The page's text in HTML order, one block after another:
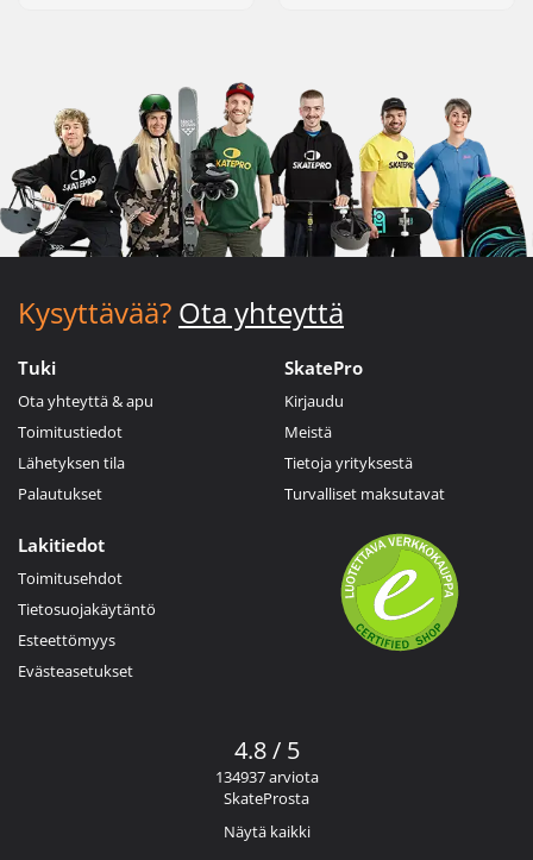
Kysyttävää? Ota yhteyttä
Tuki
Ota yhteyttä & apu
Toimitustiedot
Lähetyksen tila
Palautukset
SkatePro
Kirjaudu
Meistä
Tietoja yrityksestä
Turvalliset maksutavat
Lakitiedot
Toimitusehdot
Tietosuojakäytäntö
Esteettömyys
Evästeasetukset
4.8 / 5
134937 arviota
SkateProsta
Näytä kaikki